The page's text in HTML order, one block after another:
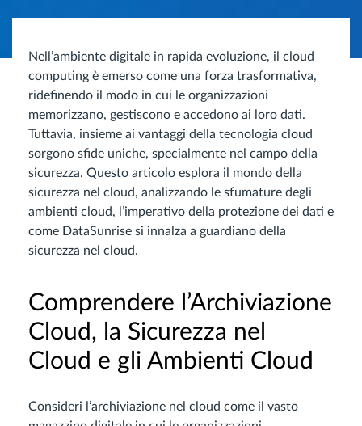
Nell’ambiente digitale in rapida evoluzione, il cloud
computing è emerso come una forza trasformativa,
ridefinendo il modo in cui le organizzazioni
memorizzano, gestiscono e accedono ai loro dati.
Tuttavia, insieme ai vantaggi della tecnologia cloud
sorgono sfide uniche, specialmente nel campo della
sicurezza. Questo articolo esplora il mondo della
sicurezza nel cloud, analizzando le sfumature degli
ambienti cloud, l’imperativo della protezione dei dati e
come DataSunrise si innalza a guardiano della
sicurezza nel cloud.
Comprendere l’Archiviazione
Cloud, la Sicurezza nel
Cloud e gli Ambienti Cloud
Consideri l’archiviazione nel cloud come il vasto